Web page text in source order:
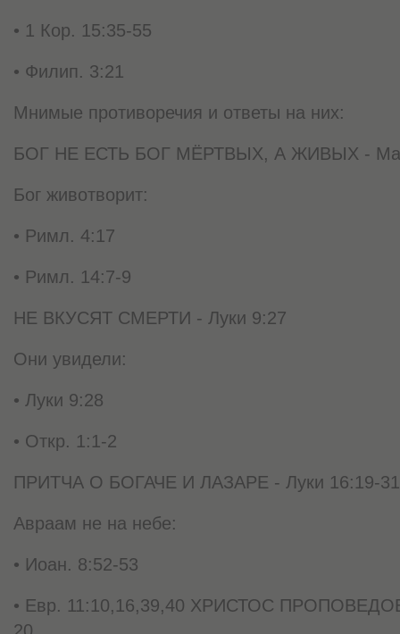
• 1 Кор. 15:35-55
• Филип. 3:21
Мнимые противоречия и ответы на них:
БОГ НЕ ЕСТЬ БОГ МЁРТВЫХ, А ЖИВЫХ -
Бог животворит:
• Римл. 4:17
• Римл. 14:7-9
НЕ ВКУСЯТ СМЕРТИ - Луки 9:27
Они увидели:
• Луки 9:28
• Откр. 1:1-2
ПРИТЧА О БОГАЧЕ И ЛАЗАРЕ - Луки 16:19-31
Авраам не на небе:
• Иоан. 8:52-53
• Евр. 11:10,16,39,40 ХРИСТОС